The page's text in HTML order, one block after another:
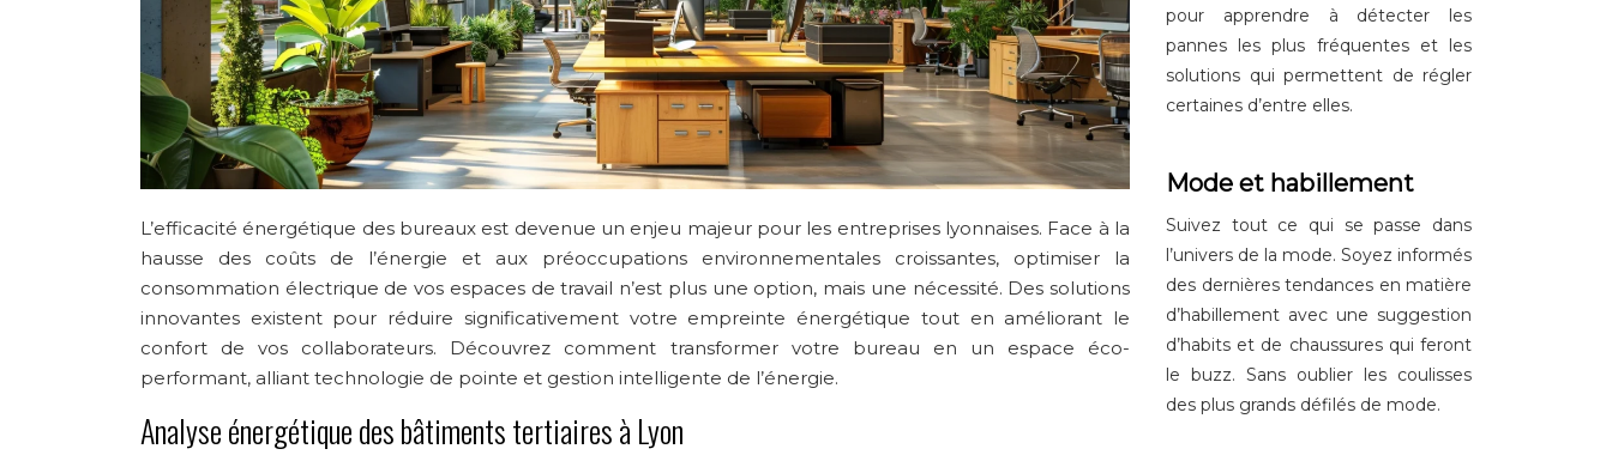
L’efficacité énergétique des bureaux est devenue un enjeu majeur pour les entreprises lyonnaises. Face à la
hausse des coûts de l’énergie et aux préoccupations environnementales croissantes, optimiser la
consommation électrique de vos espaces de travail n’est plus une option, mais une nécessité. Des solutions
innovantes existent pour réduire significativement votre empreinte énergétique tout en améliorant le
confort de vos collaborateurs. Découvrez comment transformer votre bureau en un espace éco-
performant, alliant technologie de pointe et gestion intelligente de l’énergie.
Analyse énergétique des bâtiments tertiaires à Lyon
pour apprendre à détecter les
pannes les plus fréquentes et les
solutions qui permettent de régler
certaines d’entre elles.
Mode et habillement
Suivez tout ce qui se passe dans
l’univers de la mode. Soyez informés
des dernières tendances en matière
d’habillement avec une suggestion
d’habits et de chaussures qui feront
le buzz. Sans oublier les coulisses
des plus grands défilés de mode.